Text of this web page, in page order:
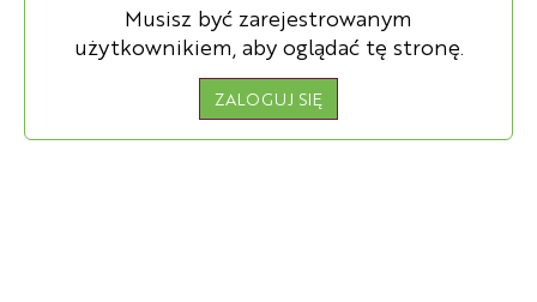
Musisz być zarejestrowanym
użytkownikiem, aby oglądać tę stronę.
ZALOGUJ SIĘ